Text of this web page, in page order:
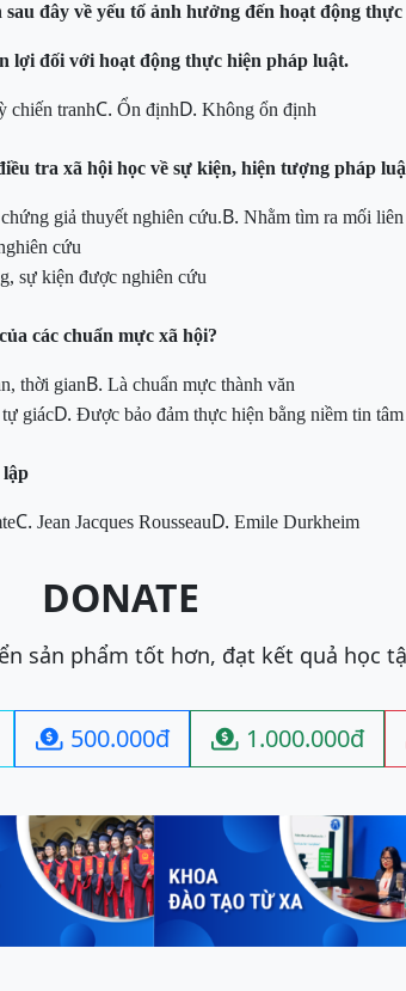
sau đây về yếu tố ảnh hưởng đến hoạt động
lợi đối với hoạt động thực hiện pháp luật.
chiến tranhC. Ổn địnhD. Không ổn định
tra xã hội học về sự kiện, hiện tượng pháp
giả thuyết nghiên cứu.B. Nhằm tìm ra mối
cứu
sự kiện được nghiên cứu
các chuẩn mực xã hội?
thời gianB. Là chuẩn mực thành văn
giácD. Được bảo đảm thực hiện bằng niềm tin
lập
C. Jean Jacques RousseauD. Emile Durkheim
DONATE
sản phẩm tốt hơn, đạt kết quả học
 500.000đ  1.000.000đ